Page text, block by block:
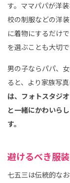
す。ママパパが洋
校の制服などの洋
に着物にするだけ
を選ぶことも大切で
男の子ならパパ、
ると、より家族写真
は、フォトスタジ
と一緒にかわいら
す。
避けるべき服装
七五三は伝統的な